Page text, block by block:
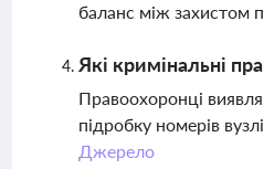
баланс між захистом
Які кримінальні
Правоохоронці
підробку номерів
Джерело